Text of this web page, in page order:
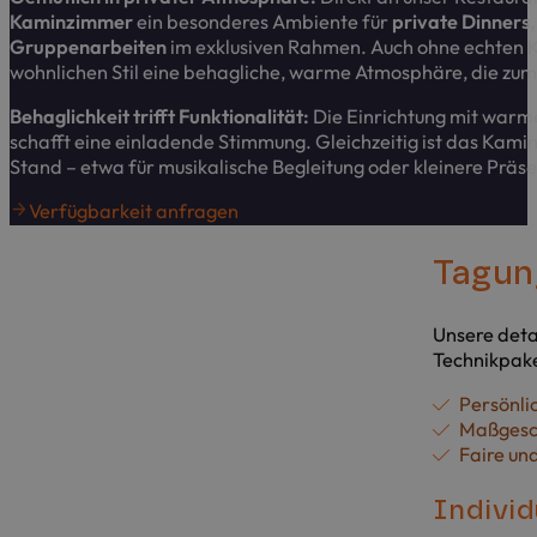
Kaminzimmerein besonderes Ambiente für private
Gruppenarbeiten im exklusiven Rahmen. Auch ohne
wohnlichen Stil eine behagliche, warme Atmosphäre, die
Behaglichkeit trifft Funktionalität: Die Einrichtung mit
schafft eine einladende Stimmung. Gleichzeitig ist das
Stand – etwa für musikalische Begleitung oder kleinere
Verfügbarkeit anfragen
Unsere
Faire